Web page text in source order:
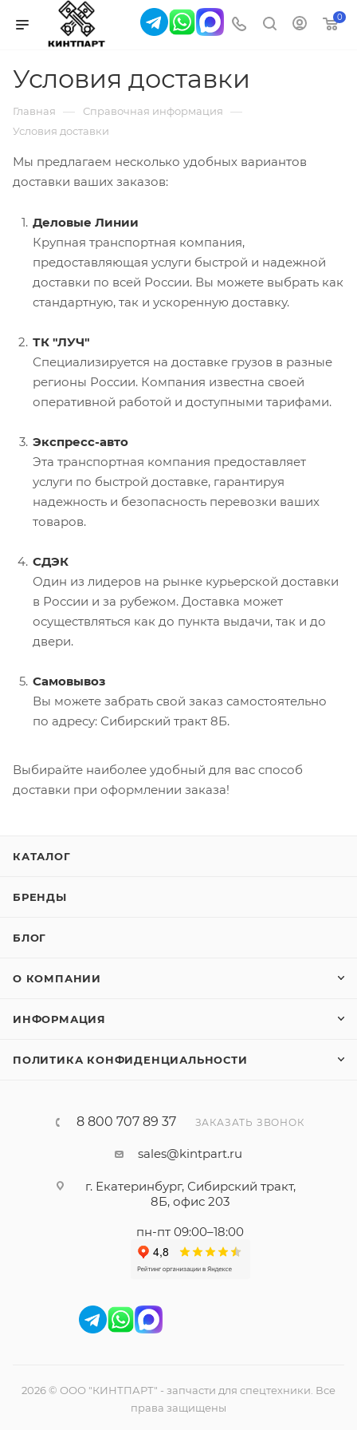
0
Условия доставки
Главная — Справочная информация —
Условия доставки
Мы предлагаем несколько удобных вариантов
доставки ваших заказов:
Деловые Линии
Крупная транспортная компания,
предоставляющая услуги быстрой и надежной
доставки по всей России. Вы можете выбрать как
стандартную, так и ускоренную доставку.
ТК "ЛУЧ"
Специализируется на доставке грузов в разные
регионы России. Компания известна своей
оперативной работой и доступными тарифами.
Экспресс-авто
Эта транспортная компания предоставляет
услуги по быстрой доставке, гарантируя
надежность и безопасность перевозки ваших
товаров.
СДЭК
Один из лидеров на рынке курьерской доставки
в России и за рубежом. Доставка может
осуществляться как до пункта выдачи, так и до
двери.
Самовывоз
Вы можете забрать свой заказ самостоятельно
по адресу: Сибирский тракт 8Б.
Выбирайте наиболее удобный для вас способ
доставки при оформлении заказа!
КАТАЛОГ
БРЕНДЫ
БЛОГ
О КОМПАНИИ
ИНФОРМАЦИЯ
ПОЛИТИКА КОНФИДЕНЦИАЛЬНОСТИ
8 800 707 89 37 ЗАКАЗАТЬ ЗВОНОК
sales@kintpart.ru
г. Екатеринбург, Сибирский тракт,
8Б, офис 203
пн-пт 09:00–18:00
2026 © ООО "КИНТПАРТ" - запчасти для спецтехники. Все
права защищены